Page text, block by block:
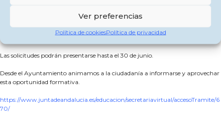
Ver preferencias
Política de cookiesPolítica de privacidad
orientado a profesiones relacionadas con el diseño y mantenimiento de
jardines, la gestión de viveros, la producción agrícola y la coordinación de
Las solicitudes podrán presentarse hasta el 30 de junio.
Desde el Ayuntamiento animamos a la ciudadanía a informarse y aprovechar
esta oportunidad formativa.
https://www.juntadeandalucia.es/educacion/secretariavirtual/accesoTramite/6
70/